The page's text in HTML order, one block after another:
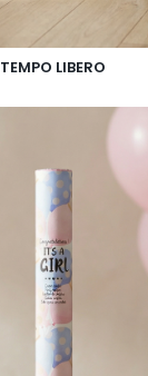
TEMPO LIBERO